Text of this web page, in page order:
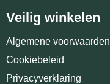
Veilig winkelen
Algemene voorwaarden
Cookiebeleid
Privacyverklaring